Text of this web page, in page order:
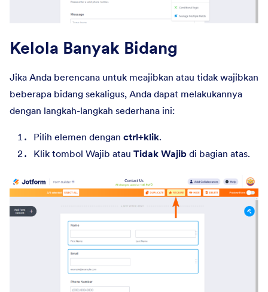
Kelola Banyak Bidang
Jika Anda berencana untuk meajibkan atau tidak wajibkan
beberapa bidang sekaligus, Anda dapat melakukannya
dengan langkah-langkah sederhana ini:
Pilih elemen dengan ctrl+klik.
Klik tombol Wajib atau Tidak Wajib di bagian atas.